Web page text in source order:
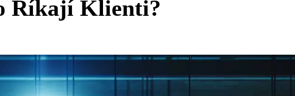
Říkají Klienti?